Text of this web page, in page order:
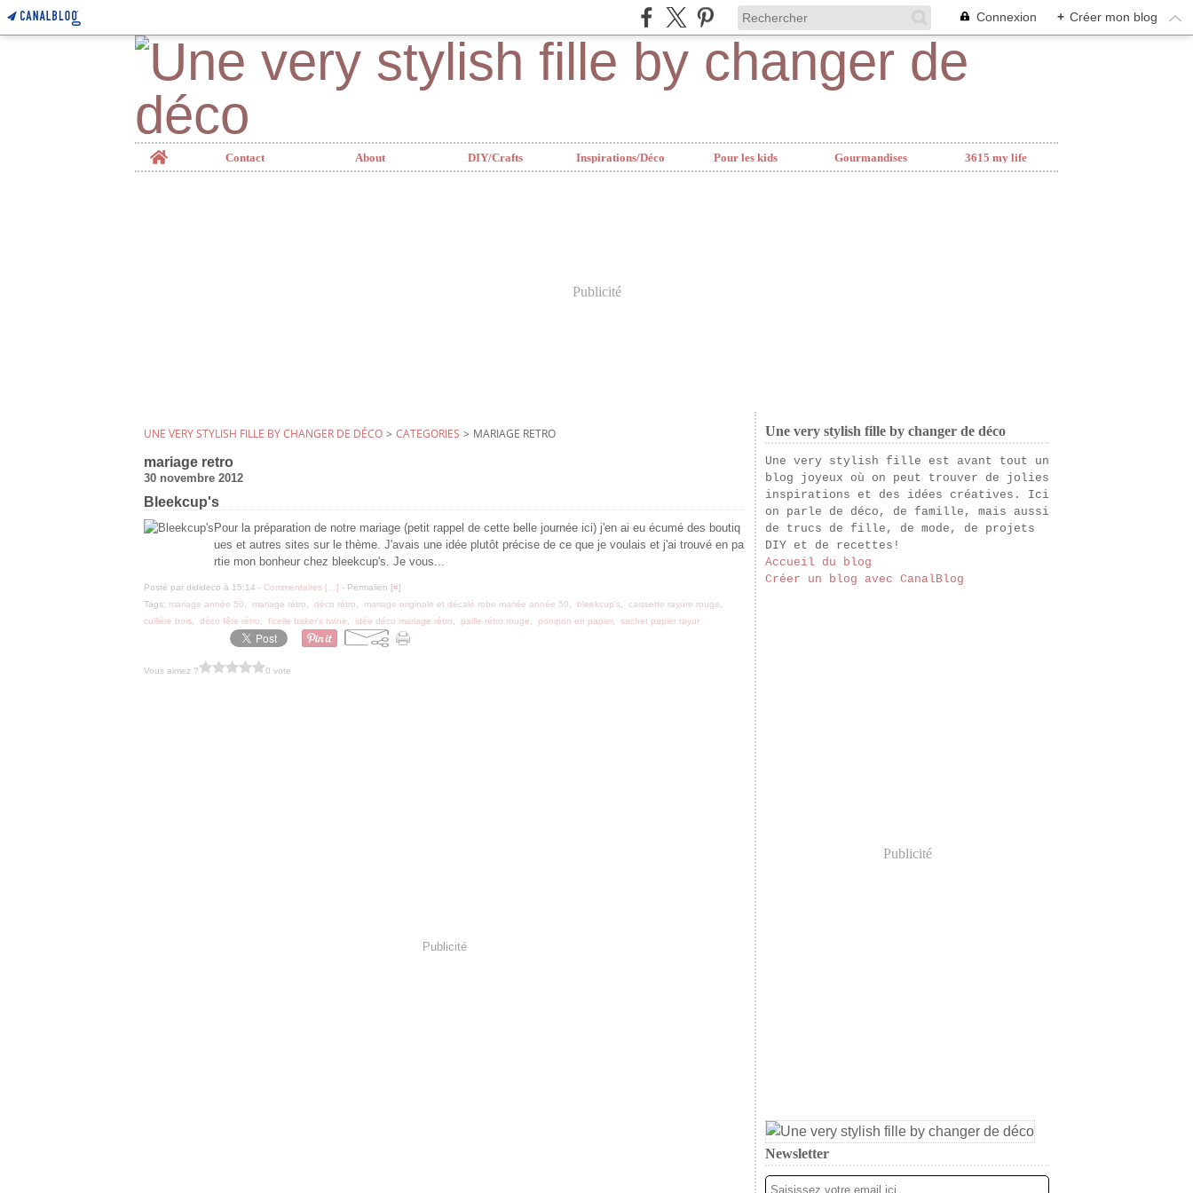
Connexion + Créer mon blog
Home
Contact About DIY/Crafts Inspirations/Déco Pour les kids Gourmandises 3615 my life
Publicité
UNE VERY STYLISH FILLE BY CHANGER DE DÉCO > CATEGORIES > MARIAGE RETRO
mariage retro
30 novembre 2012
Bleekcup's
Pour la préparation de notre mariage (petit rappel de cette belle journée ici) j'en ai eu écumé des boutiq
ues et autres sites sur le thème. J'avais une idée plutôt précise de ce que je voulais et j'ai trouvé en pa
rtie mon bonheur chez bleekcup's. Je vous...
Posté par didideco à 15:14 - Commentaires [ ] - Permalien [#]
Tags: mariage année 50 mariage rétro déco rétro mariage originale et décalé robe mariée année 50 bleekcup's caissette rayure rouge
cuillère bois
déco fête rétro ficelle baker's twine idée déco mariage rétro paille rétro rouge pompon en papier, sachet papier rayur
Vous aimez ? 0 vote
Publicité
Une very stylish fille by changer de déco
Une very stylish fille est avant tout un
blog joyeux où on peut trouver de jolies
inspirations et des idées créatives. Ici
on parle de déco, de famille, mais aussi
de trucs de fille, de mode, de projets
DIY et de recettes!
Accueil du blog
Créer un blog avec CanalBlog
Publicité
Newsletter